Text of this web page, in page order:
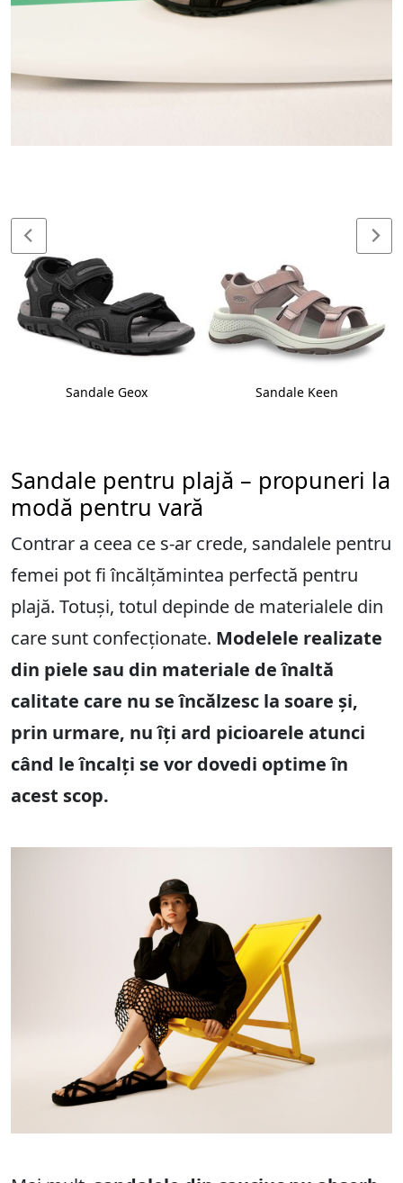
Sandale Geox Sandale Keen
Sandale pentru plajă – propuneri la
modă pentru vară
Contrar a ceea ce s-ar crede, sandalele pentru
femei pot fi încălțămintea perfectă pentru
plajă. Totuși, totul depinde de materialele din
care sunt confecționate. Modelele realizate
din piele sau din materiale de înaltă
calitate care nu se încălzesc la soare și,
prin urmare, nu îți ard picioarele atunci
când le încalți se vor dovedi optime în
acest scop.